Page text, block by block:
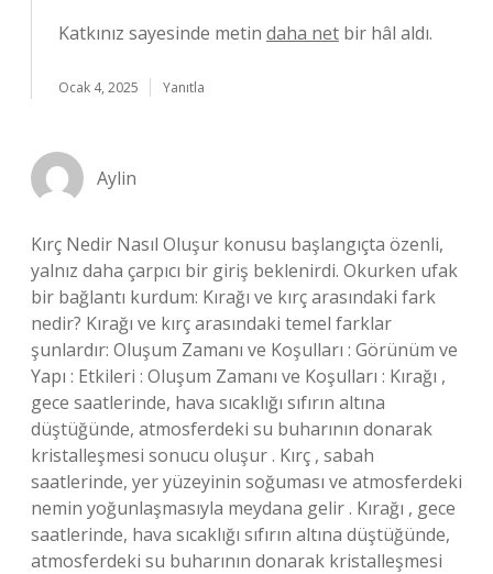
Katkınız sayesinde metin daha net bir hâl aldı.
Ocak 4, 2025 Yanıtla
Aylin
Kırç Nedir Nasıl Oluşur konusu başlangıçta özenli,
yalnız daha çarpıcı bir giriş beklenirdi. Okurken ufak
bir bağlantı kurdum: Kırağı ve kırç arasındaki fark
nedir? Kırağı ve kırç arasındaki temel farklar
şunlardır: Oluşum Zamanı ve Koşulları : Görünüm ve
Yapı : Etkileri : Oluşum Zamanı ve Koşulları : Kırağı ,
gece saatlerinde, hava sıcaklığı sıfırın altına
düştüğünde, atmosferdeki su buharının donarak
kristalleşmesi sonucu oluşur . Kırç , sabah
saatlerinde, yer yüzeyinin soğuması ve atmosferdeki
nemin yoğunlaşmasıyla meydana gelir . Kırağı , gece
saatlerinde, hava sıcaklığı sıfırın altına düştüğünde,
atmosferdeki su buharının donarak kristalleşmesi